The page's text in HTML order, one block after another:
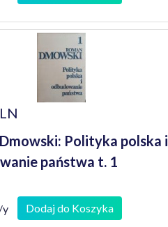
Polityka polska i
państwa t. 1
y Dodaj do Koszyka